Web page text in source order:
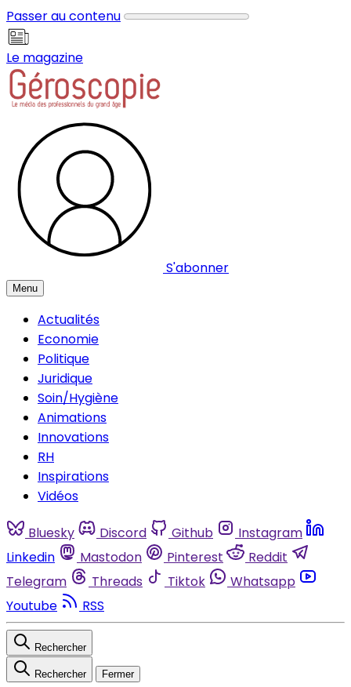
Passer au contenu
Le magazine
S'abonner
Menu
Actualités
Economie
Politique
Juridique
Soin/Hygiène
Animations
Innovations
RH
Inspirations
Vidéos
Bluesky Discord Github
Instagram
Linkedin
Mastodon Pinterest
Reddit
Telegram
Threads Tiktok
Whatsapp
Youtube
RSS
Rechercher
Rechercher Fermer
Panneau de gestion des cookies